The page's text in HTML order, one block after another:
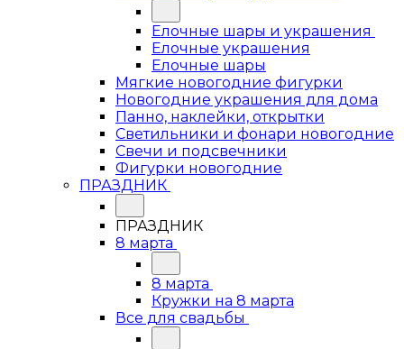
Елочные шары и украшения
Елочные украшения
Елочные шары
Мягкие новогодние фигурки
Новогодние украшения для дома
Панно, наклейки, открытки
Светильники и фонари новогодние
Свечи и подсвечники
Фигурки новогодние
ПРАЗДНИК
ПРАЗДНИК
8 марта
8 марта
Кружки на 8 марта
Все для свадьбы